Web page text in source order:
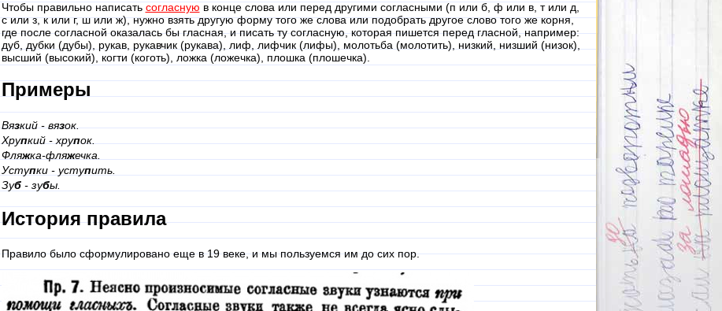
Чтобы правильно написать согласную в конце слова или перед другими согласными (п или б, ф или в, т или д,
с или з, к или г, ш или ж), нужно взять другую форму того же слова или подобрать другое слово того же корня,
где после согласной оказалась бы гласная, и писать ту согласную, которая пишется перед гласной, например:
дуб, дубки (дубы), рукав, рукавчик (рукава), лиф, лифчик (лифы), молотьба (молотить), низкий, низший (низок),
высший (высокий), когти (коготь), ложка (ложечка), плошка (плошечка).
Примеры
Вязкий - вязок.
Хрупкий - хрупок.
Фляжка-фляжечка.
Уступки - уступить.
Зуб- зубы.
История правила
Правило было сформулировано еще в 19 веке, и мы пользуемся им до сих пор.